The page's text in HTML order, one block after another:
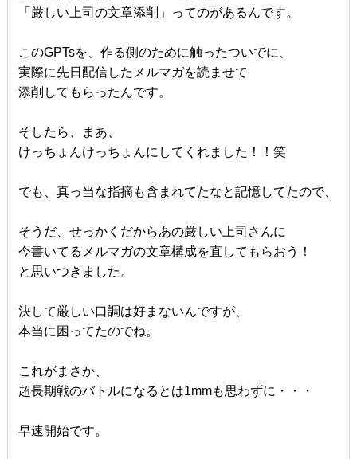
「厳しい上司の文章添削」ってのがあるんです。
このGPTsを、作る側のために触ったついでに、
実際に先日配信したメルマガを読ませて
添削してもらったんです。
そしたら、まあ、
けっちょんけっちょんにしてくれました！！笑
でも、真っ当な指摘も含まれてたなと記憶してたので、
そうだ、せっかくだからあの厳しい上司さんに
今書いてるメルマガの文章構成を直してもらおう！
と思いつきました。
決して厳しい口調は好まないんですが、
本当に困ってたのでね。
これがまさか、
超長期戦のバトルになるとは1mmも思わずに・・・
早速開始です。